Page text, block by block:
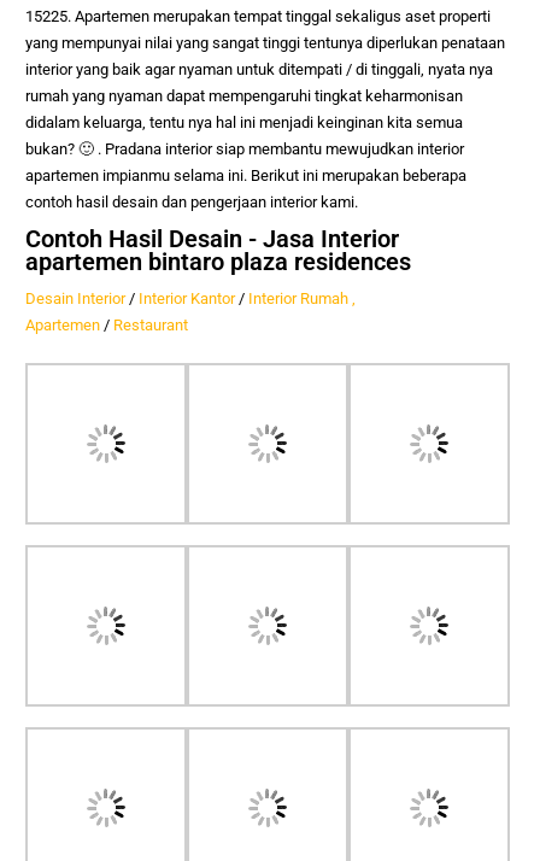
15225.Apartemen merupakan tempat tinggal sekaligus aset properti
yang mempunyai nilai yang sangat tinggi tentunya diperlukan penataan
interior yang baik agar nyaman untuk ditempati / di tinggali, nyata nya
rumah yang nyaman dapat mempengaruhi tingkat keharmonisan
didalam keluarga, tentu nya hal ini menjadi keinginan kita semua
bukan? 🙂 . Pradana interior siap membantu mewujudkan interior
apartemen impianmu selama ini. Berikut ini merupakan beberapa
contoh hasil desain dan pengerjaan interior kami.
Contoh Hasil Desain - Jasa Interior
apartemen bintaro plaza residences
Desain Interior/ Interior Kantor/ Interior Rumah ,
Apartemen / Restaurant